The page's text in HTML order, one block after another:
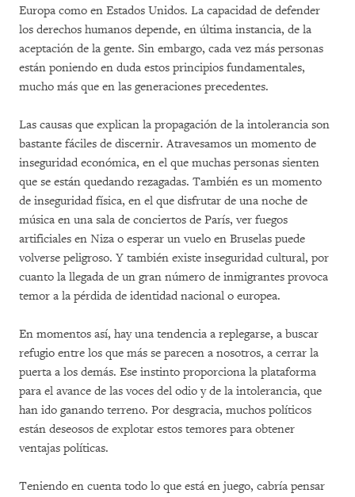
Europa como en Estados Unidos. La capacidad de defender
los derechos humanos depende, en última instancia, de la
aceptación de la gente. Sin embargo, cada vez más personas
están poniendo en duda estos principios fundamentales,
mucho más que en las generaciones precedentes.
Las causas que explican la propagación de la intolerancia son
bastante fáciles de discernir. Atravesamos un momento de
inseguridad económica, en el que muchas personas sienten
que se están quedando rezagadas. También es un momento
de inseguridad física, en el que disfrutar de una noche de
música en una sala de conciertos de París, ver fuegos
artificiales en Niza o esperar un vuelo en Bruselas puede
volverse peligroso. Y también existe inseguridad cultural, por
cuanto la llegada de un gran número de inmigrantes provoca
temor a la pérdida de identidad nacional o europea.
En momentos así, hay una tendencia a replegarse, a buscar
refugio entre los que más se parecen a nosotros, a cerrar la
puerta a los demás. Ese instinto proporciona la plataforma
para el avance de las voces del odio y de la intolerancia, que
han ido ganando terreno. Por desgracia, muchos políticos
están deseosos de explotar estos temores para obtener
ventajas políticas.
Teniendo en cuenta todo lo que está en juego, cabría pensar